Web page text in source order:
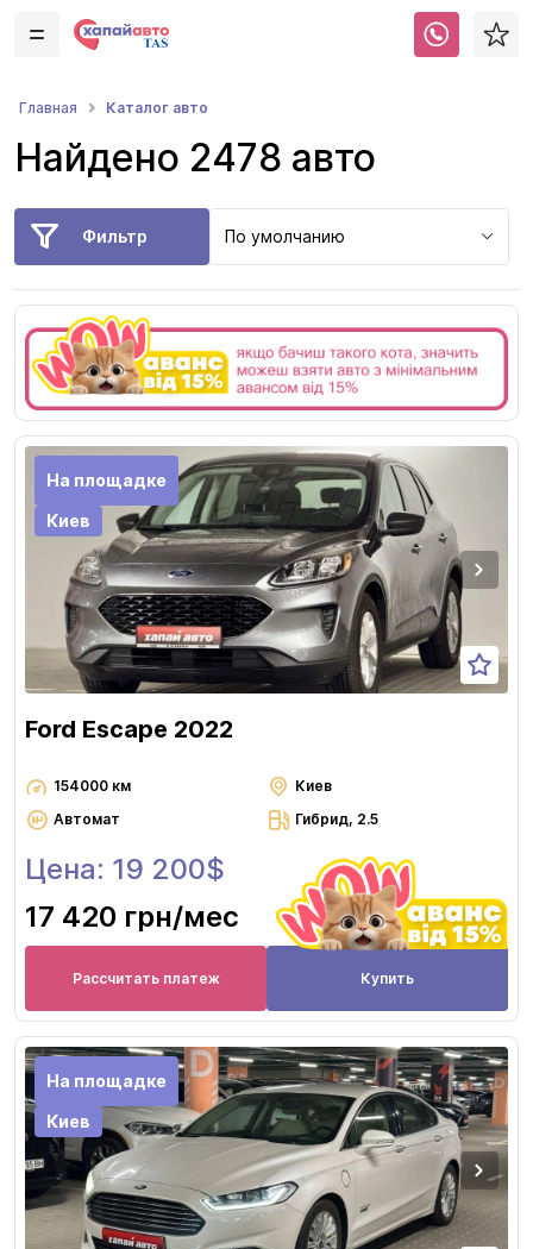
Главная Каталог авто
Найдено 2478 авто
Фильтр По умолчанию
На площадке
Киев
Ford Escape 2022
154000 км
Киев
Автомат
Гибрид, 2.5
Цена: 19 200$
17 420 грн/мес
Рассчитать платеж Купить
На площадке
Киев